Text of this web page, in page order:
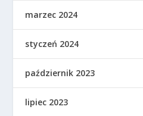
marzec 2024
styczeń 2024
październik 2023
lipiec 2023